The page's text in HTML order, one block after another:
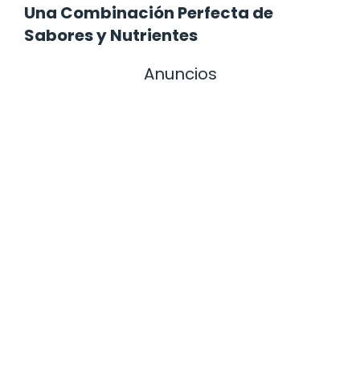
Una Combinación Perfecta de
Sabores y Nutrientes
Anuncios